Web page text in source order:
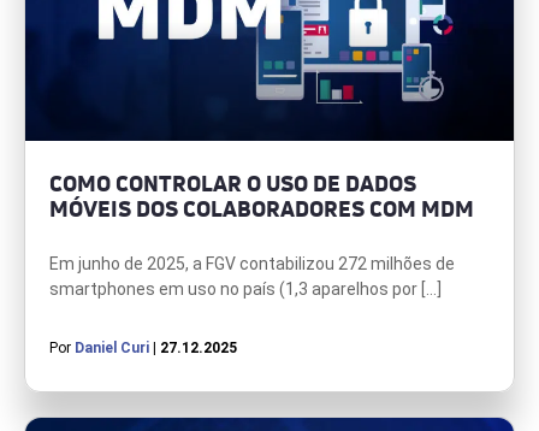
COMO CONTROLAR O USO DE DADOS
MÓVEIS DOS COLABORADORES COM MDM
Em junho de 2025, a FGV contabilizou 272 milhões de
smartphones em uso no país (1,3 aparelhos por […]
Por Daniel Curi | 27.12.2025